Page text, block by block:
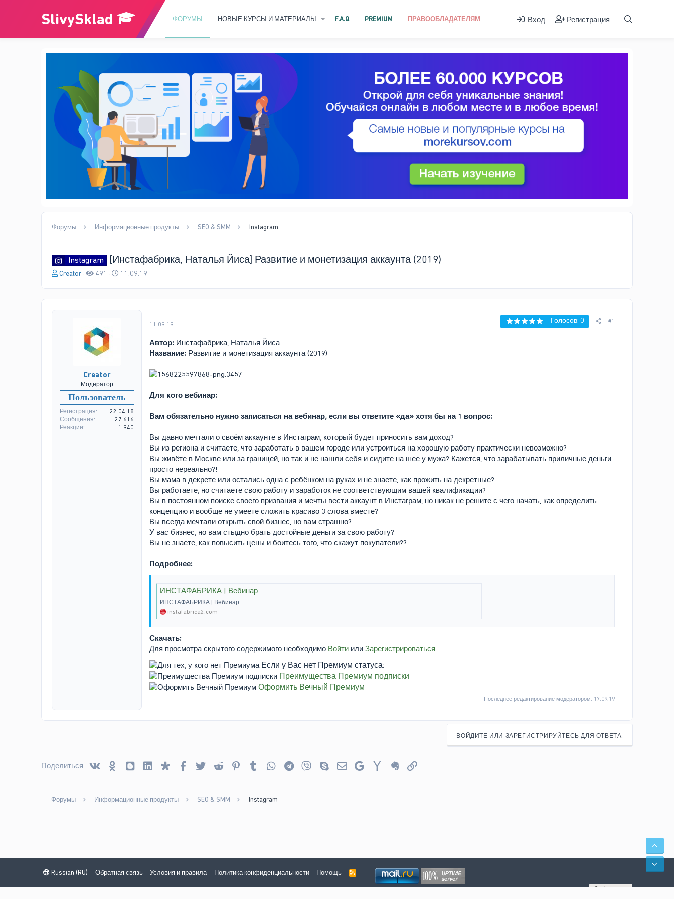
ФОРУМЫ НОВЫЕ КУРСЫ И МАТЕРИАЛЫ F.A.Q PREMIUM ПРАВООБЛАДАТЕЛЯМ Вход Регистрация
Форумы Информационные продукты SEO & SMM Instagram
Instagram [Инстафабрика, Наталья Йиса] Развитие и монетизация аккаунта (2019)
А
о
р
Creator 491
Д
а
н
11.09.19
Creator
Модератор
Пользователь
Регистрация
22.04.18
Сообщения
27.616
Реакции
1.940
11.09.19 Голосов: 0 #1
Автор: Инстафабрика, Наталья Йиса
Название: Развитие и монетизация аккаунта (2019)
Для кого вебинар:
Вам обязательно нужно записаться на вебинар, если вы ответите «да» хотя бы на 1 вопрос:
Вы давно мечтали о своём аккаунте в Инстаграм, который будет приносить вам доход?
Вы из региона и считаете, что заработать в вашем городе или устроиться на хорошую работу практически невозможно?
Вы живёте в Москве или за границей, но так и не нашли себя и сидите на шее у мужа? Кажется, что зарабатывать приличные деньги
просто нереально?!
Вы мама в декрете или остались одна с ребёнком на руках и не знаете, как прожить на декретные?
Вы работаете, но считаете свою работу и заработок не соответствующим вашей квалификации?
Вы в постоянном поиске своего призвания и мечты вести аккаунт в Инстаграм, но никак не решите с чего начать, как определить
концепцию и вообще не умеете сложить красиво 3 слова вместе?
Вы всегда мечтали открыть свой бизнес, но вам страшно?
У вас бизнес, но вам стыдно брать достойные деньги за свою работу?
Вы не знаете, как повысить цены и боитесь того, что скажут покупатели??
Подробнее:
ИНСТАФАБРИКА | Вебинар
ИНСТАФАБРИКА | Вебинар
instafabrica2.com
Скачать:
Для просмотра скрытого содержимого необходимо Войти или Зарегистрироваться.
Если у Вас нет Премиум статуса:
Преимущества Премиум подписки
Оформить Вечный Премиум
Последнее редактирование модератором: 17.09.19
ВОЙДИТЕ ИЛИ ЗАРЕГИСТРИРУЙТЕСЬ ДЛЯ ОТВЕТА.
Поделиться: VkontakteOdnoklassniki
BloggerLinked InDiasporaFacebook
TwitterReddit PinterestTumblr WhatsAppTelegram
Viber SkypeЭлектронная почта
Google Yahoo EvernoteСсылка
Форумы Информационные продукты SEO & SMM Instagram
Russian (RU) Обратная связь Условия и правила Политика конфиденциальности Помощь
R
S
S